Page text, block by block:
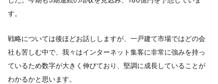
す。
戦略については後ほどお話ししますが、一戸建て市場ではどの会
社も苦しむ中で、我々はインターネット集客に非常に強みを持っ
ているため数字が大きく伸びており、堅調に成長していることが
わかるかと思います。